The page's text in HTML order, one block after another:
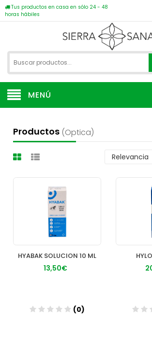
Tus productos en casa en sólo 24 - 48
horas hábiles
MENÚ
Productos (optica)
HYABAK SOLUCION 10 ML
13,50€
(0)